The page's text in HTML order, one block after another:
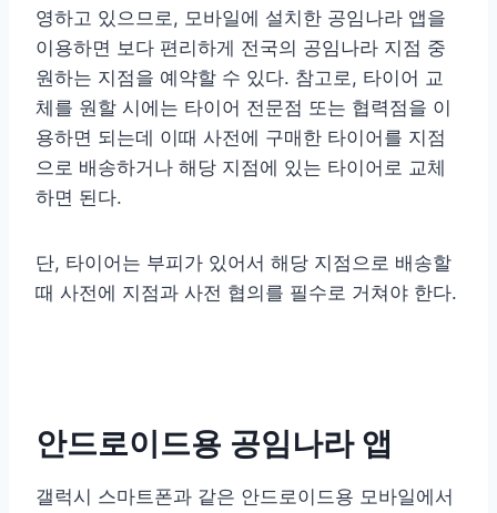
영하고 있으므로, 모바일에 설치한 공임나라 앱을
이용하면 보다 편리하게 전국의 공임나라 지점 중
원하는 지점을 예약할 수 있다. 참고로, 타이어 교
체를 원할 시에는 타이어 전문점 또는 협력점을 이
용하면 되는데 이때 사전에 구매한 타이어를 지점
으로 배송하거나 해당 지점에 있는 타이어로 교체
하면 된다.
단, 타이어는 부피가 있어서 해당 지점으로 배송할
때 사전에 지점과 사전 협의를 필수로 거쳐야 한다.
안드로이드용 공임나라 앱
갤럭시 스마트폰과 같은 안드로이드용 모바일에서